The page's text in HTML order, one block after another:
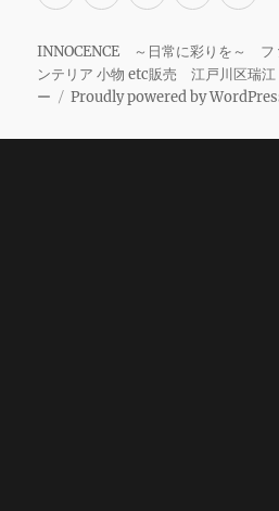
イ
ト
に
関
ー
ル
予
約
展
示
室
び
ス
ク
ー
INNOCENCE ～日常に彩りを～ フ
ンテリア 小物 etc販売 江戸川区瑞江
ー
Proudly powered by